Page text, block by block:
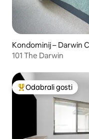
Kondominij – Darwin
101 The Darwin
Među najviše
Odabrali gosti